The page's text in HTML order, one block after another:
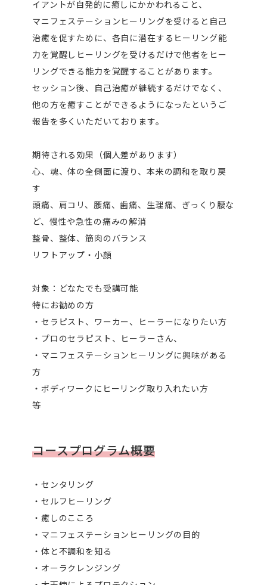
イアントが自発的に癒しにかかわれること、
マニフェステーションヒーリングを受けると自己
治癒を促すために、各自に潜在するヒーリング能
力を覚醒しヒーリングを受けるだけで他者をヒー
リングできる能力を覚醒することがあります。
セッション後、自己治癒が継続するだけでなく、
他の方を癒すことができるようになったというご
報告を多くいただいております。
期待される効果（個人差があります）
心、魂、体の全側面に渡り、本来の調和を取り戻
す
頭痛、肩コリ、腰痛、歯痛、生理痛、ぎっくり腰な
ど、慢性や急性の痛みの解消
整骨、整体、筋肉のバランス
リフトアップ・小顔
対象：どなたでも受講可能
特にお勧めの方
・セラピスト、ワーカー、ヒーラーになりたい方
・プロのセラピスト、ヒーラーさん、
・マニフェステーションヒーリングに興味がある
方
・ボディワークにヒーリング取り入れたい方
等
コースプログラム概要
・センタリング
・セルフヒーリング
・癒しのこころ
・マニフェステーションヒーリングの目的
・体と不調和を知る
・オーラクレンジング